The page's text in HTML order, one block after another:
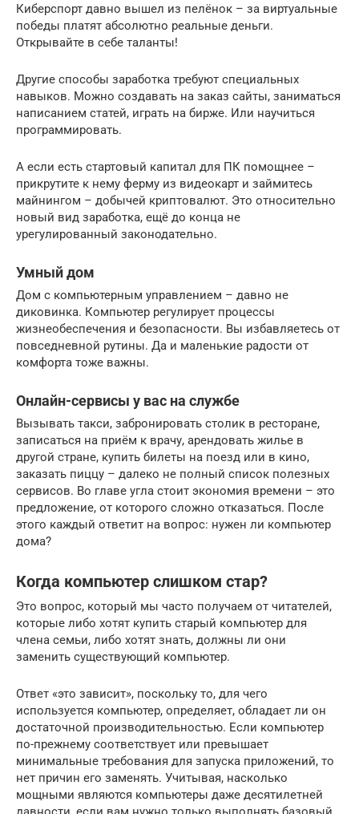
Киберспорт давно вышел из пелёнок – за виртуальные
победы платят абсолютно реальные деньги.
Открывайте в себе таланты!
Другие способы заработка требуют специальных
навыков. Можно создавать на заказ сайты, заниматься
написанием статей, играть на бирже. Или научиться
программировать.
А если есть стартовый капитал для ПК помощнее –
прикрутите к нему ферму из видеокарт и займитесь
майнингом – добычей криптовалют. Это относительно
новый вид заработка, ещё до конца не
урегулированный законодательно.
Умный дом
Дом с компьютерным управлением – давно не
диковинка. Компьютер регулирует процессы
жизнеобеспечения и безопасности. Вы избавляетесь от
повседневной рутины. Да и маленькие радости от
комфорта тоже важны.
Онлайн-сервисы у вас на службе
Вызывать такси, забронировать столик в ресторане,
записаться на приём к врачу, арендовать жилье в
другой стране, купить билеты на поезд или в кино,
заказать пиццу – далеко не полный список полезных
сервисов. Во главе угла стоит экономия времени – это
предложение, от которого сложно отказаться. После
этого каждый ответит на вопрос: нужен ли компьютер
дома?
Когда компьютер слишком стар?
Это вопрос, который мы часто получаем от читателей,
которые либо хотят купить старый компьютер для
члена семьи, либо хотят знать, должны ли они
заменить существующий компьютер.
Ответ «это зависит», поскольку то, для чего
используется компьютер, определяет, обладает ли он
достаточной производительностью. Если компьютер
по-прежнему соответствует или превышает
минимальные требования для запуска приложений, то
нет причин его заменять. Учитывая, насколько
мощными являются компьютеры даже десятилетней